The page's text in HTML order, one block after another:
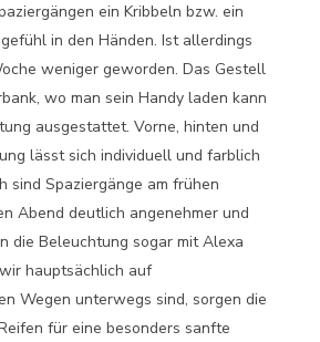
ein Kribbeln bzw. ein
in den Händen. Ist allerdings
weniger geworden. Das Gestell
wo man sein Handy laden kann
ausgestattet. Vorne, hinten und
lässt sich individuell und farblich
sind Spaziergänge am frühen
Abend deutlich angenehmer und
die Beleuchtung sogar mit Alexa
hauptsächlich auf
Wegen unterwegs sind, sorgen die
für eine besonders sanfte